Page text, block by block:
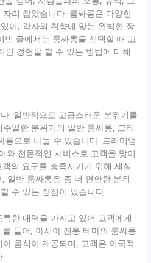
리 잡았습니다. 룸싸롱은 다양한
어, 각자의 취향에 맞는 완벽한 장
번 글에서는 룸싸롱을 선택할 때 고
인 경험을 할 수 있는 방법에 대해
. 일반적으로 고급스러운 분위기를
얼한 분위기의 일반 룸싸롱, 그리
롱으로 나눌 수 있습니다. 프리미엄
와 전문적인 서비스로 고객을 맞이
의 요구를 충족시키기 위해 세심
일반 룸싸롱은 좀 더 편안한 분위
수 있는 장점이 있습니다.
한 매력을 가지고 있어 고객에게
들어, 아시아 전통 테마의 룸싸롱
음식이 제공되며, 고객은 이국적
.